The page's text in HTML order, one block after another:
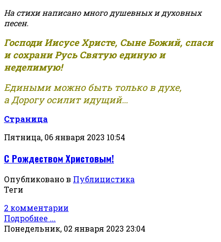
На стихи написано много душевных и духовных
песен.
Господи Иисусе Христе, Сыне Божий, спаси
и сохрани Русь Святую единую и
неделимую!
Едиными можно быть только в духе,
а Дорогу осилит идущий...
Страница
Пятница, 06 января 2023 10:54
С Рождеством Христовым!
Опубликовано в Публицистика
Теги
2 комментарии
Подробнее ...
Понедельник, 02 января 2023 23:04